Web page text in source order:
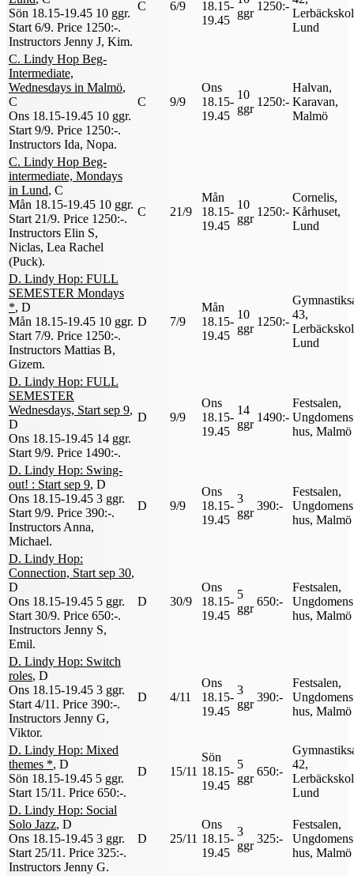
Sön 18.15-19.45 10 ggr.
Start 6/9. Price 1250:-.
Instructors Jenny J, Kim.
C 6/9
18.15-
19.45
ggr
1250:-
Lund
C. Lindy Hop Beg-
Intermediate,
Wednesdays in Malmö,
C
Ons 18.15-19.45 10 ggr.
Start 9/9. Price 1250:-.
Instructors Ida, Nopa.
C 9/9
Ons
18.15-
19.45
10
ggr
1250:-
Halvan,
Karavan,
Malmö
C. Lindy Hop Beg-
intermediate, Mondays
in Lund, C
Mån 18.15-19.45 10 ggr.
Start 21/9. Price 1250:-.
Instructors Elin S,
Niclas, Lea Rachel
(Puck).
C 21/9
Mån
18.15-
19.45
10
ggr
1250:-
Cornelis,
Kårhuset,
Lund
D. Lindy Hop: FULL
SEMESTER Mondays
*, D
Mån 18.15-19.45 10 ggr.
Start 7/9. Price 1250:-.
Instructors Mattias B,
Gizem.
D 7/9
Mån
18.15-
19.45
10
ggr
1250:-
43,
Lund
D. Lindy Hop: FULL
SEMESTER
Wednesdays, Start sep 9,
D
Ons 18.15-19.45 14 ggr.
Start 9/9. Price 1490:-.
D 9/9
Ons
18.15-
19.45
14
ggr
1490:-
Festsalen,
Ungdomens
hus, Malmö
D. Lindy Hop: Swing-
out! : Start sep 9, D
Ons 18.15-19.45 3 ggr.
Start 9/9. Price 390:-.
Instructors Anna,
Michael.
D 9/9
Ons
18.15-
19.45
3
ggr
390:-
Festsalen,
Ungdomens
hus, Malmö
D. Lindy Hop:
Connection, Start sep 30,
D
Ons 18.15-19.45 5 ggr.
Start 30/9. Price 650:-.
Instructors Jenny S,
Emil.
D 30/9
Ons
18.15-
19.45
5
ggr
650:-
Festsalen,
Ungdomens
hus, Malmö
D. Lindy Hop: Switch
roles, D
Ons 18.15-19.45 3 ggr.
Start 4/11 . Price 390:-.
Instructors Jenny G,
Viktor.
D 4/11
Ons
18.15-
19.45
3
ggr
390:-
Festsalen,
Ungdomens
hus, Malmö
D. Lindy Hop: Mixed
themes *, D
Sön 18.15-19.45 5 ggr.
Start 15/11 . Price 650:-.
D 15/11
Sön
18.15-
19.45
5
ggr
650:-
42,
Lund
D. Lindy Hop: Social
Solo Jazz, D
Ons 18.15-19.45 3 ggr.
Start 25/11 . Price 325:-.
Instructors Jenny G.
D 25/11
Ons
18.15-
19.45
3
ggr
325:-
Festsalen,
Ungdomens
hus, Malmö